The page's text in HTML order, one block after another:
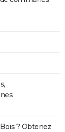
? Obtenez